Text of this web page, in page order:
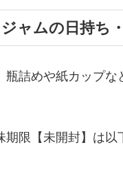
ジャムの日持ち
瓶詰めや紙カップ
限【未開封】は以